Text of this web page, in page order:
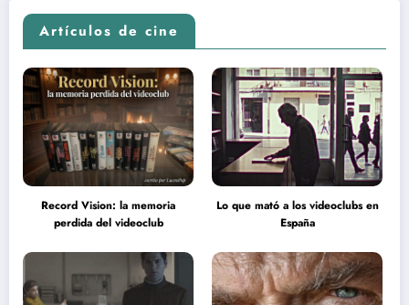
Artículos de cine
Record Vision: la memoria
perdida del videoclub
Lo que mató a los videoclubs en
España